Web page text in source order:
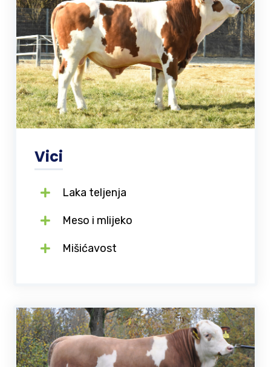
Vici
Laka teljenja
Meso i mlijeko
Mišićavost